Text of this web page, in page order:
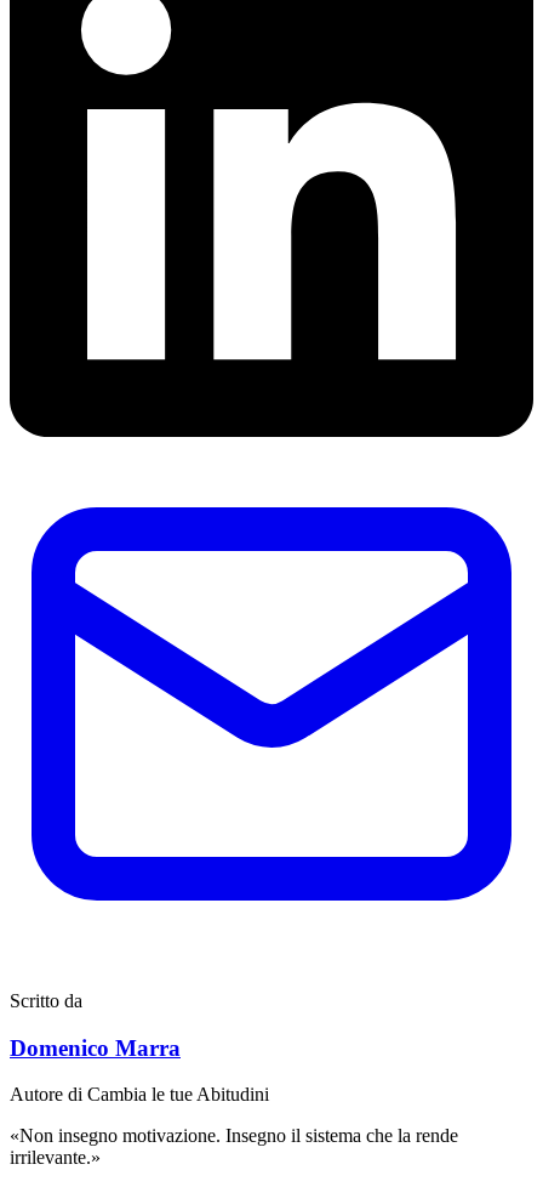
Scritto da
Domenico Marra
Autore di Cambia le tue Abitudini
«Non insegno motivazione. Insegno il sistema che la rende
irrilevante.»